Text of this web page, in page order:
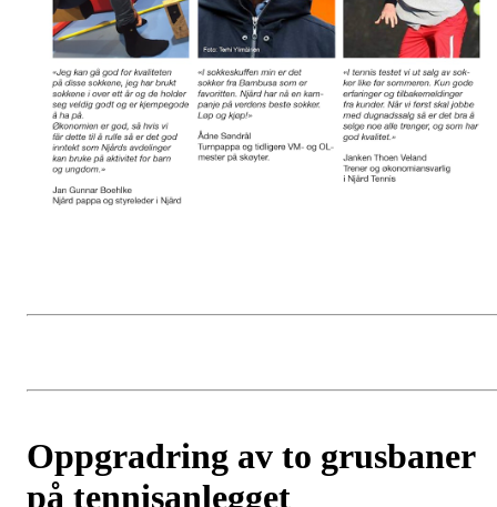
Oppgradring av to grusbaner
på tennisanlegget